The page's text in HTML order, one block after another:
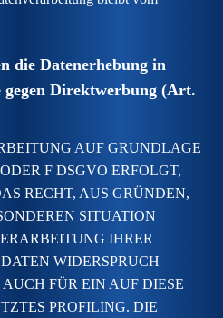
die Datenerhebung in
gegen Direktwerbung (Art.
AUF GRUNDLAGE
F DSGVO ERFOLGT,
RECHT, AUS GRÜNDEN,
SITUATION
IHRER
WIDERSPRUCH
FÜR EIN AUF DIESE
PROFILING. DIE